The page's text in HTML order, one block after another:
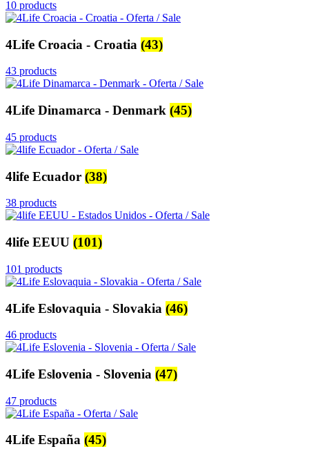
10 products
4Life Croacia - Croatia (43)
43 products
4Life Dinamarca - Denmark (45)
45 products
4life Ecuador (38)
38 products
4life EEUU (101)
101 products
4Life Eslovaquia - Slovakia (46)
46 products
4Life Eslovenia - Slovenia (47)
47 products
4Life España (45)